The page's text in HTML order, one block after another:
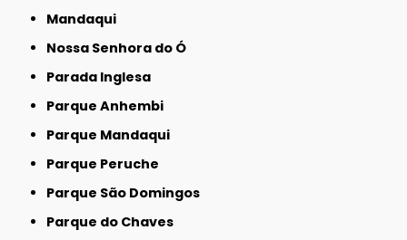
Mandaqui
Nossa Senhora do Ó
Parada Inglesa
Parque Anhembi
Parque Mandaqui
Parque Peruche
Parque São Domingos
Parque do Chaves